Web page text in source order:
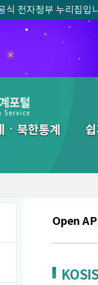
식 전자정부 누리집입
ㆍ북한통계
Open